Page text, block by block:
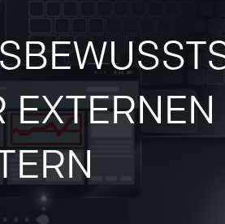
EXTERNEN